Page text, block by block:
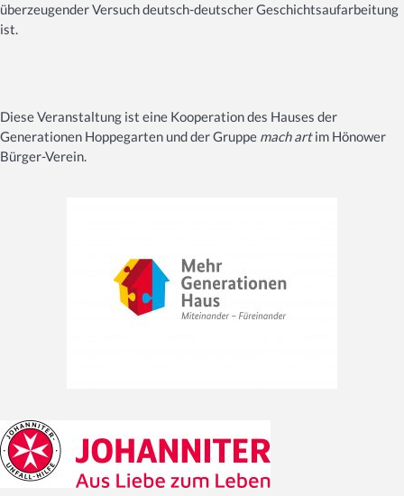
überzeugender Versuch deutsch-deutscher Geschichtsaufarbeitung
ist.
Diese Veranstaltung ist eine Kooperation des Hauses der
Generationen Hoppegarten und der Gruppe mach artim Hönower
Bürger-Verein.